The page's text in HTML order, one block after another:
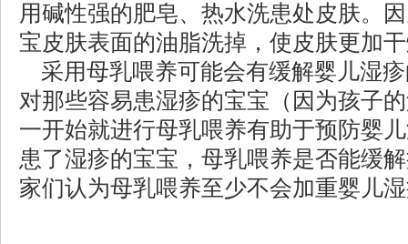
用碱性强的肥皂、热水洗患处皮肤。
宝皮肤表面的油脂洗掉，使皮肤更加
采用母乳喂养可能会有缓解婴儿湿
对那些容易患湿疹的宝宝（因为孩子
一开始就进行母乳喂养有助于预防婴
患了湿疹的宝宝，母乳喂养是否能缓
家们认为母乳喂养至少不会加重婴儿